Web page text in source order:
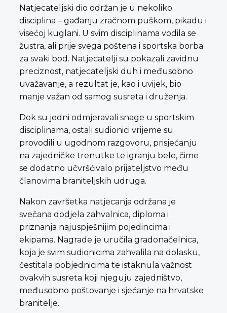
Natjecateljski dio održan je u nekoliko
disciplina – gađanju zračnom puškom, pikadu i
visećoj kuglani. U svim disciplinama vodila se
žustra, ali prije svega poštena i sportska borba
za svaki bod. Natjecatelji su pokazali zavidnu
preciznost, natjecateljski duh i međusobno
uvažavanje, a rezultat je, kao i uvijek, bio
manje važan od samog susreta i druženja.
Dok su jedni odmjeravali snage u sportskim
disciplinama, ostali sudionici vrijeme su
provodili u ugodnom razgovoru, prisjećanju
na zajedničke trenutke te igranju bele, čime
se dodatno učvršćivalo prijateljstvo među
članovima braniteljskih udruga.
Nakon završetka natjecanja održana je
svečana dodjela zahvalnica, diploma i
priznanja najuspješnijim pojedincima i
ekipama. Nagrade je uručila gradonačelnica,
koja je svim sudionicima zahvalila na dolasku,
čestitala pobjednicima te istaknula važnost
ovakvih susreta koji njeguju zajedništvo,
međusobno poštovanje i sjećanje na hrvatske
branitelje.